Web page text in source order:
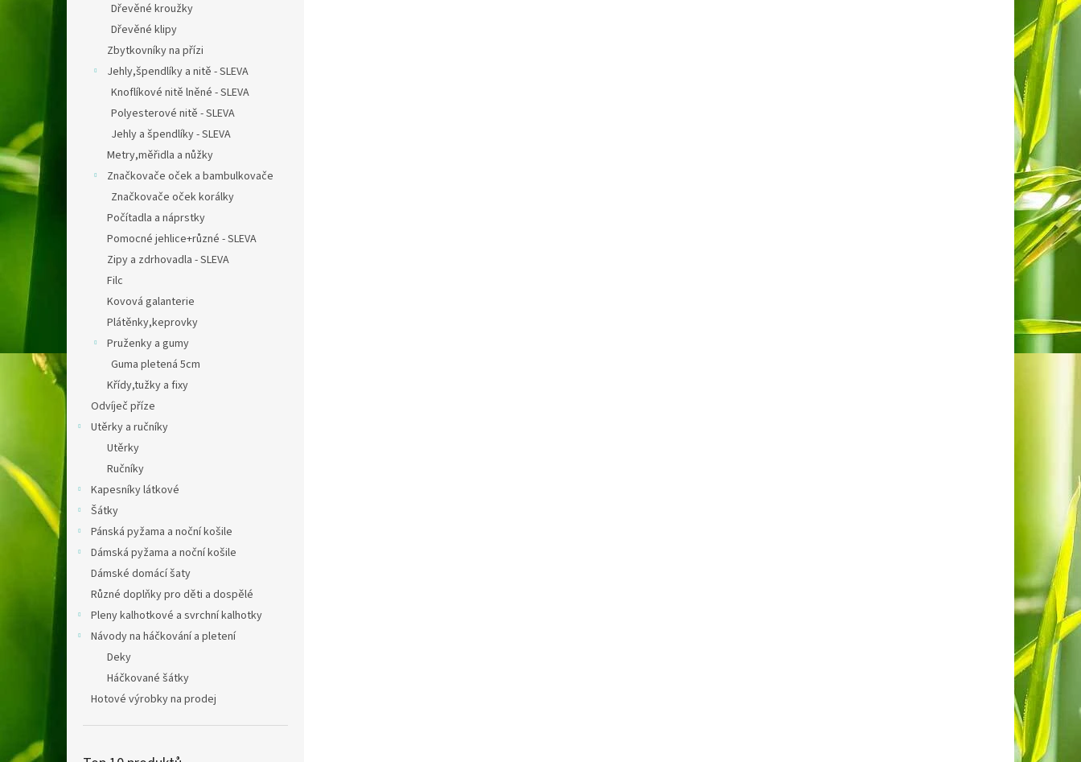
Dřevěné kroužky
Dřevěné klipy
Zbytkovníky na přízi
Jehly,špendlíky a nitě - SLEVA
Knoflíkové nitě lněné - SLEVA
Polyesterové nitě - SLEVA
Jehly a špendlíky - SLEVA
Metry,měřidla a nůžky
Značkovače oček a bambulkovače
Značkovače oček korálky
Počítadla a náprstky
Pomocné jehlice+různé - SLEVA
Zipy a zdrhovadla - SLEVA
Filc
Kovová galanterie
Plátěnky,keprovky
Pruženky a gumy
Guma pletená 5cm
Křídy,tužky a fixy
Odvíječ příze
Utěrky a ručníky
Utěrky
Ručníky
Kapesníky látkové
Šátky
Pánská pyžama a noční košile
Dámská pyžama a noční košile
Dámské domácí šaty
Různé doplňky pro děti a dospělé
Pleny kalhotkové a svrchní kalhotky
Návody na háčkování a pletení
Deky
Háčkované šátky
Hotové výrobky na prodej